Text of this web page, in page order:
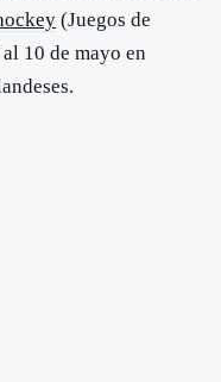
(Juegos de
10 de mayo en